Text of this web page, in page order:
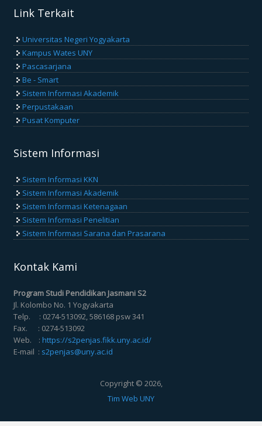
Link Terkait
Universitas Negeri Yogyakarta
Kampus Wates UNY
Pascasarjana
Be - Smart
Sistem Informasi Akademik
Perpustakaan
Pusat Komputer
Sistem Informasi
Sistem Informasi KKN
Sistem Informasi Akademik
Sistem Informasi Ketenagaan
Sistem Informasi Penelitian
Sistem Informasi Sarana dan Prasarana
Kontak Kami
Program Studi Pendidikan Jasmani S2
Jl. Kolombo No. 1 Yogyakarta
Telp. : 0274-513092, 586168 psw 341
Fax. : 0274-513092
Web. :https://s2penjas.fikk.uny.ac.id/
E-mail : s2penjas@uny.ac.id
Copyright © 2026,
Tim Web UNY